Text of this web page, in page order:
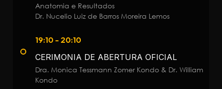
Anatomia e Resultados
Dr. Nucelio Luiz de Barros Moreira Lemos
19:10 - 20:10
CERIMONIA DE ABERTURA OFICIAL
Dra. Monica Tessmann Zomer Kondo & Dr. William
Kondo